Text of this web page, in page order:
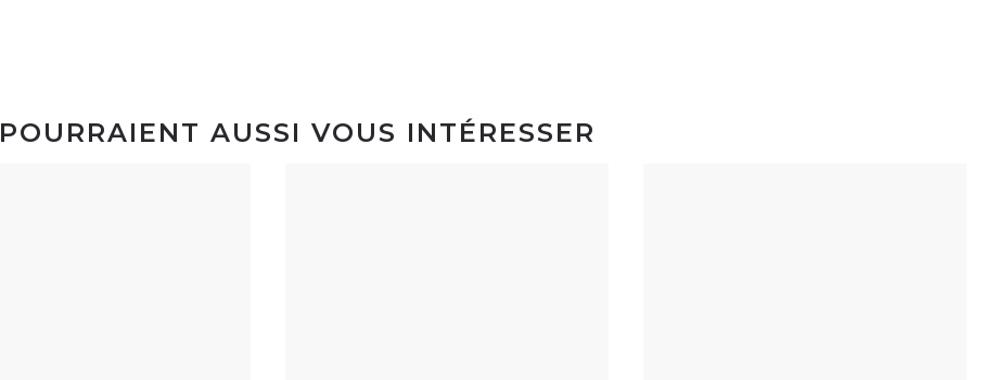
AUSSI VOUS INTÉRESSER